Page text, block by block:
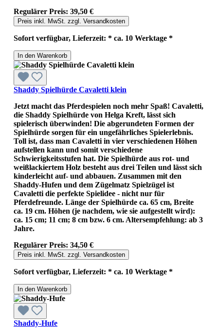
Regulärer Preis: 39,50 €
Preis inkl. MwSt. zzgl. Versandkosten
Sofort verfügbar, Lieferzeit: * ca. 10 Werktage *
In den Warenkorb
Shaddy Spielhürde Cavaletti klein
Jetzt macht das Pferdespielen noch mehr Spaß! Cavaletti,
die Shaddy Spielhürde von Helga Kreft, lässt sich
spielerisch überwinden! Die abgerundeten Formen der
Spielhürde sorgen für ein ungefährliches Spielerlebnis.
Toll ist, dass man Cavaletti in vier verschiedenen Höhen
aufstellen kann und somit verschiedene
Schwierigkeitsstufen hat. Die Spielhürde aus rot- und
weißlackiertem Holz besteht aus drei Teilen und lässt sich
kinderleicht auf- und abbauen. Zusammen mit den
Shaddy-Hufen und dem Zügelmatz Spielzügel ist
Cavaletti die perfekte Spielidee - nicht nur für
Pferdefreunde. Länge der Spielhürde ca. 65 cm, Breite
ca. 19 cm. Höhen (je nachdem, wie sie aufgestellt wird):
ca. 15 cm; 11 cm; 8 cm bzw. 6 cm. Altersempfehlung: ab 3
Jahre.
Regulärer Preis: 34,50 €
Preis inkl. MwSt. zzgl. Versandkosten
Sofort verfügbar, Lieferzeit: * ca. 10 Werktage *
In den Warenkorb
Shaddy-Hufe